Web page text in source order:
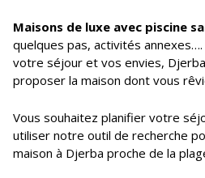
Maisons de luxe avec piscine
quelques pas, activités annexes….
votre séjour et vos envies,
proposer la maison dont vous
Vous souhaitez planifier votre
utiliser notre outil de recherche
maison à Djerba proche de la